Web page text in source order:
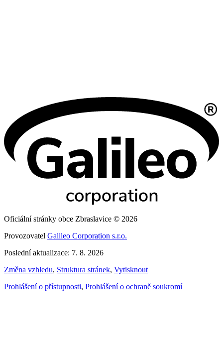
Oficiální stránky obce Zbraslavice © 2026
Provozovatel Galileo Corporation s.r.o.
Poslední aktualizace: 7. 8. 2026
Změna vzhledu, Struktura stránek, Vytisknout
Prohlášení o přístupnosti, Prohlášení o ochraně soukromí